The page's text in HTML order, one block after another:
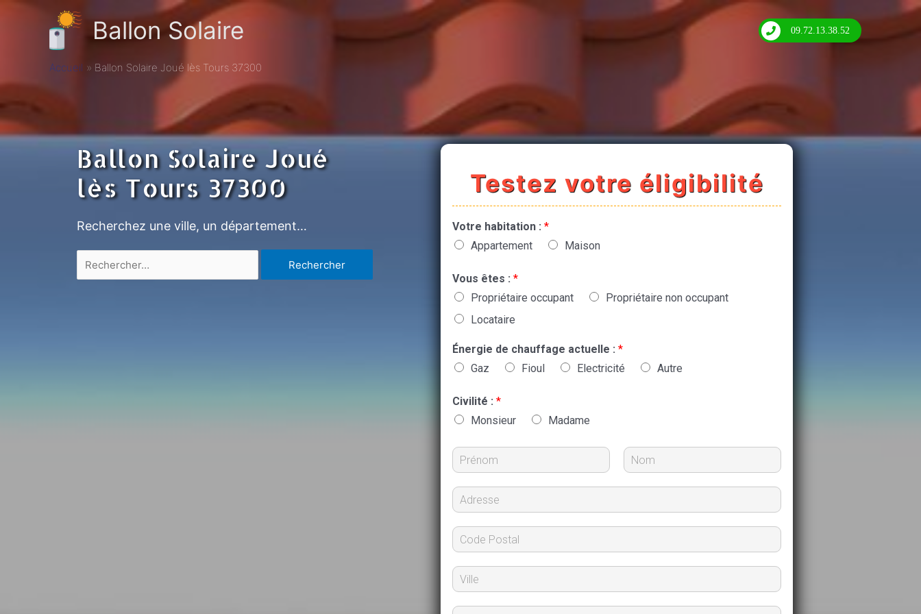
Ballon Solaire 09.72.13.38.52
Accueil Ballon Solaire Joué lès Tours 37300
Ballon Solaire Joué
lès Tours 37300
Recherchez une ville, un département…
Testez votre éligibilité
Votre habitation : *
Appartement
Maison
Vous êtes : *
Propriétaire occupant
Propriétaire non occupant
Locataire
Énergie de chauffage actuelle : *
Gaz
Fioul Electricité Autre
Civilité : *
Monsieur
Madame